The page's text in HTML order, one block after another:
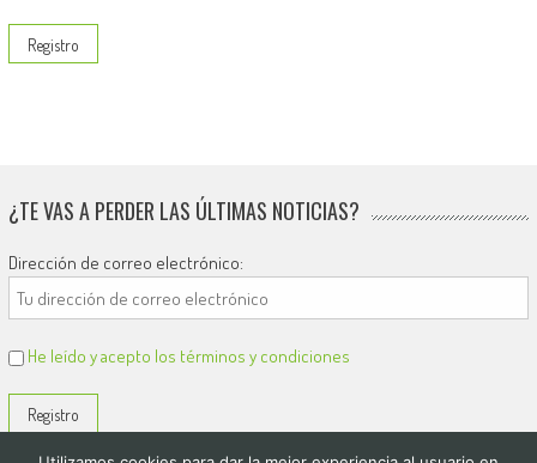
¿TE VAS A PERDER LAS ÚLTIMAS NOTICIAS?
Dirección de correo electrónico:
He leído y acepto los términos y condiciones